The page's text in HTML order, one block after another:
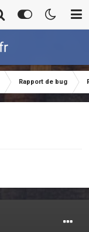
Rapport de bug